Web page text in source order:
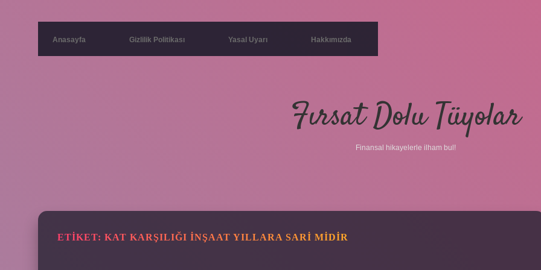
Anasayfa Gizlilik Politikası Yasal Uyarı Hakkımızda
Fırsat Dolu Tüyolar
Finansal hikayelerle ilham bul!
ETIKET: KAT KARŞILIĞI INŞAAT YILLARA SARI MIDIR